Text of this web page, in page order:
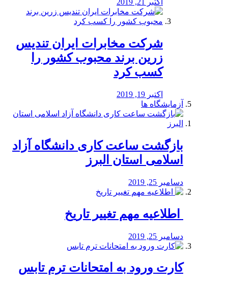
اکتبر 21, 2019
شرکت مخابرات ایران تندیس
زرین برند محبوب کشور را
کسب کرد
اکتبر 19, 2019
آزمایشگاه ها
بازگشت ساعت کاری دانشگاه آزاد
اسلامی استان البرز
دسامبر 25, 2019
️ اطلاعیه مهم تغییر تاریخ
دسامبر 25, 2019
کارت ورود به امتحانات ترم تابس